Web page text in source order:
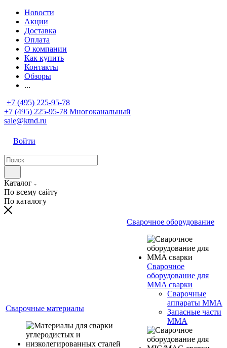
Новости
Акции
Доставка
Оплата
О компании
Как купить
Контакты
Обзоры
...
+7 (495) 225-95-78
+7 (495) 225-95-78 Многоканальный
sale@ktnd.ru
Войти
Каталог
По всему сайту
По каталогу
Сварочные материалы
Сварочное оборудование
Сварочное
оборудование для
MMA сварки
Сварочные
аппараты MMA
Запасные части
MMA